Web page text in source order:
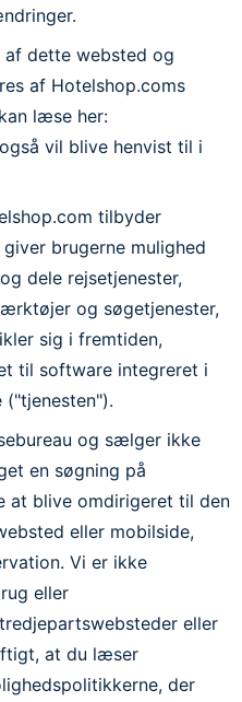
dette websted og
af Hotelshop.coms
læse her:
vil blive henvist til i
tilbyder
brugerne mulighed
dele rejsetjenester,
og søgetjenester,
sig i fremtiden,
til software integreret i
og sælger ikke
en søgning på
at blive omdirigeret til den
eller mobilside,
Vi er ikke
eller
eller
at du læser
der